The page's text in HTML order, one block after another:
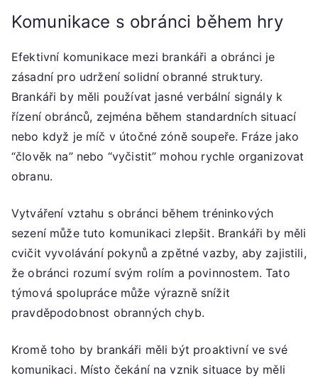
Komunikace s obránci během hry
Efektivní komunikace mezi brankáři a obránci je
zásadní pro udržení solidní obranné struktury.
Brankáři by měli používat jasné verbální signály k
řízení obránců, zejména během standardních situací
nebo když je míč v útočné zóně soupeře. Fráze jako
“člověk na” nebo “vyčistit” mohou rychle organizovat
obranu.
Vytváření vztahu s obránci během tréninkových
sezení může tuto komunikaci zlepšit. Brankáři by měli
cvičit vyvolávání pokynů a zpětné vazby, aby zajistili,
že obránci rozumí svým rolím a povinnostem. Tato
týmová spolupráce může výrazně snížit
pravděpodobnost obranných chyb.
Kromě toho by brankáři měli být proaktivní ve své
komunikaci. Místo čekání na vznik situace by měli